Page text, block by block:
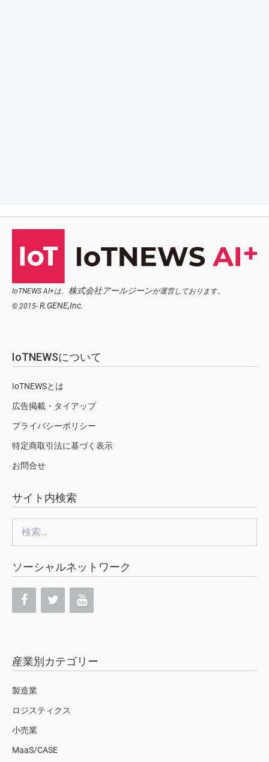
IoTNEWS AI+は、 株式会社アールジーンが運営しております。
© 2015- R.GENE,Inc.
IoTNEWSについて
IoTNEWSとは
広告掲載・タイアップ
プライバシーポリシー
特定商取引法に基づく表示
お問合せ
サイト内検索
索:
ソーシャルネットワーク
産業別カテゴリー
製造業
ロジスティクス
小売業
MaaS/CASE